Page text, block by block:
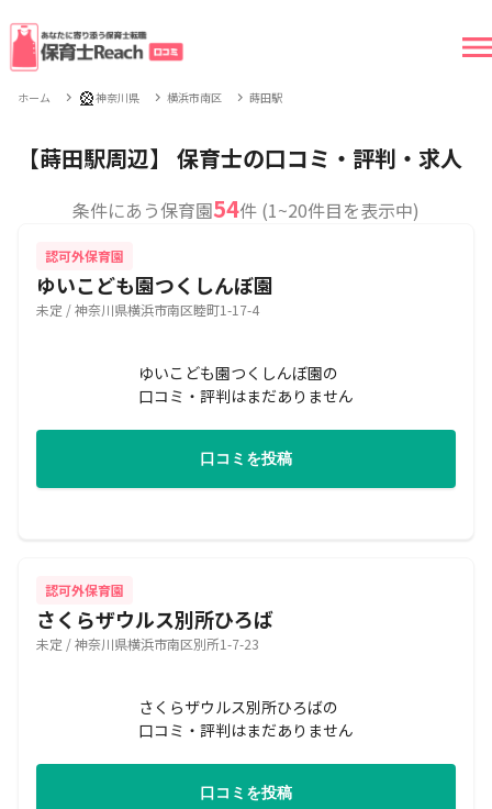
ホーム 🎡神奈川県 横浜市南区 蒔田駅
【蒔田駅周辺】 保育士の口コミ・評判・求人
条件にあう保育園54件 (1~20件目を表示中)
認可外保育園
ゆいこども園つくしんぼ園
未定 / 神奈川県横浜市南区睦町1-17-4
ゆいこども園つくしんぼ園の
口コミ・評判はまだありません
口コミを投稿
認可外保育園
さくらザウルス別所ひろば
未定 / 神奈川県横浜市南区別所1-7-23
さくらザウルス別所ひろばの
口コミ・評判はまだありません
口コミを投稿